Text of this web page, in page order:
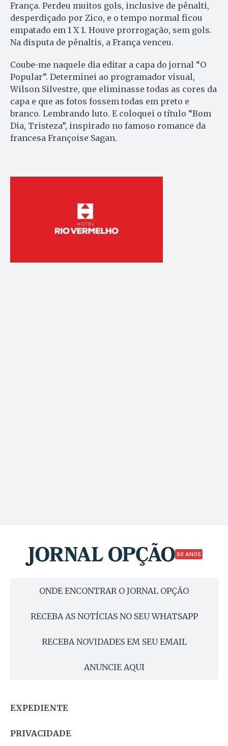
França. Perdeu muitos gols, inclusive de pênalti,
desperdiçado por Zico, e o tempo normal ficou
empatado em 1 X 1. Houve prorrogação, sem gols.
Na disputa de pênaltis, a França venceu.
Coube-me naquele dia editar a capa do jornal “O
Popular”. Determinei ao programador visual,
Wilson Silvestre, que eliminasse todas as cores da
capa e que as fotos fossem todas em preto e
branco. Lembrando luto. E coloquei o título “Bom
Dia, Tristeza”, inspirado no famoso romance da
francesa Françoise Sagan.
50 ANOS
ONDE ENCONTRAR O JORNAL OPÇÃO
RECEBA AS NOTÍCIAS NO SEU WHATSAPP
RECEBA NOVIDADES EM SEU EMAIL
ANUNCIE AQUI
EXPEDIENTE
PRIVACIDADE